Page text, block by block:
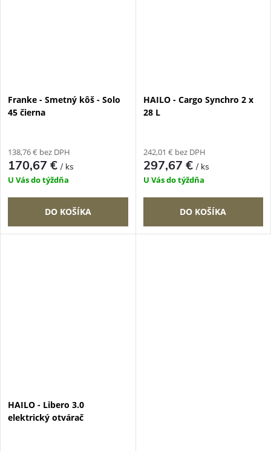
Franke - Smetný kôš - Solo
45 čierna
138,76 € bez DPH
170,67 €/ ks
U Vás do týždňa
DO KOŠÍKA
HAILO - Cargo Synchro 2 x
28 L
242,01 € bez DPH
297,67 €/ ks
U Vás do týždňa
DO KOŠÍKA
HAILO - Libero 3.0
elektrický otvárač